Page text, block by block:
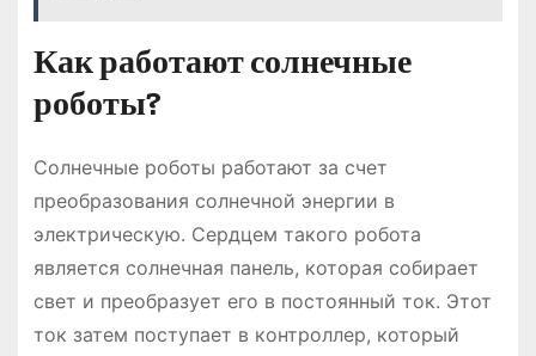
Как работают солнечные
роботы?
Солнечные роботы работают за счет
преобразования солнечной энергии в
электрическую. Сердцем такого робота
является солнечная панель, которая собирает
свет и преобразует его в постоянный ток. Этот
ток затем поступает в контроллер, который